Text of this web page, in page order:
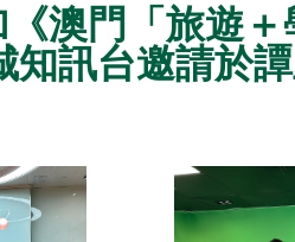
澳門「旅遊
知訊台邀請於